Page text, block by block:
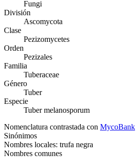
Fungi
División
Ascomycota
Clase
Pezizomycetes
Orden
Pezizales
Familia
Tuberaceae
Género
Tuber
Especie
Tuber melanosporum
Nomenclatura contrastada con MycoBank
Sinónimos
Nombres locales: trufa negra
Nombres comunes